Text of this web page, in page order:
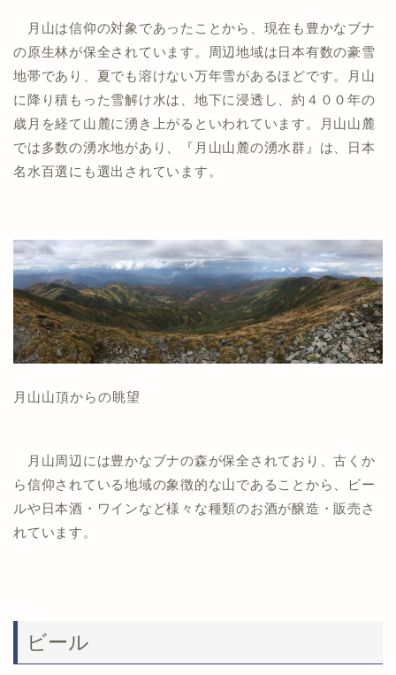
月山は信仰の対象であったことから、現在も豊かなブナ
の原生林が保全されています。周辺地域は日本有数の豪雪
地帯であり、夏でも溶けない万年雪があるほどです。月山
に降り積もった雪解け水は、地下に浸透し、約４００年の
歳月を経て山麓に湧き上がるといわれています。月山山麓
では多数の湧水地があり、『月山山麓の湧水群』は、日本
名水百選にも選出されています。
月山山頂からの眺望
月山周辺には豊かなブナの森が保全されており、古くか
ら信仰されている地域の象徴的な山であることから、ビー
ルや日本酒・ワインなど様々な種類のお酒が醸造・販売さ
れています。
ビール